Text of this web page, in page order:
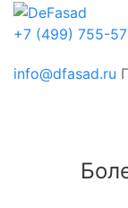
+7 (499) 755-
info@dfasad.ru